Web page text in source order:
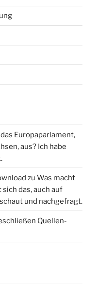
Europaparlament,
aus? Ich habe
zu Was macht
das, auch auf
und nachgefragt.
Quellen-